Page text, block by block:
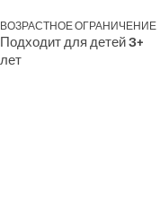
ВОЗРАСТНОЕ ОГРАНИЧЕНИЕ
Подходит для детей 3+
лет